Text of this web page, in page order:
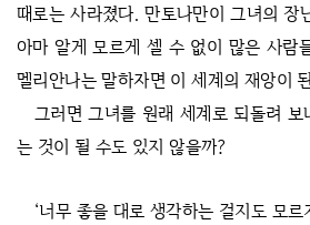
때로는 사라졌다. 만토나만이 그녀의 장
아마 알게 모르게 셀 수 없이 많은 사람
멜리안나는 말하자면 이 세계의 재앙이
그러면 그녀를 원래 세계로 되돌려
는 것이 될 수도 있지 않을까?
‘너무 좋을 대로 생각하는 걸지도 모르